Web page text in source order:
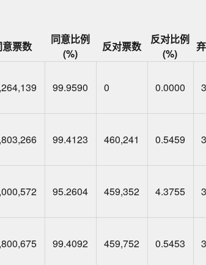
意票数
同意比例
(%)
反对票数
反对比例
(%)
99.9590 0 0.0000
99.4123 460,241 0.5459
95.2604 459,352 4.3755
99.4092 459,752 0.5453